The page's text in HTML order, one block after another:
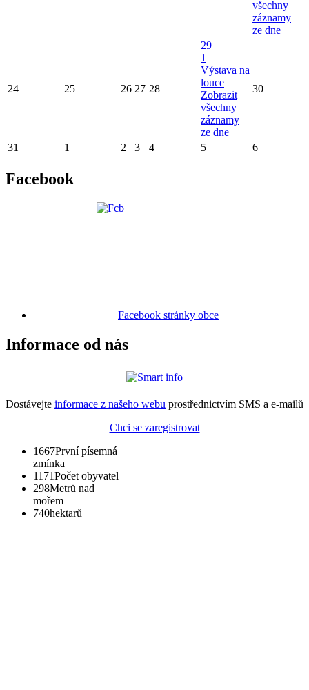
všechny
záznamy
ze dne
24 25 26 27 28
29
1
Výstava na
louce
Zobrazit
všechny
záznamy
ze dne
30
31 1 2 3 4 5 6
Facebook
Facebook stránky obce
Informace od nás
Dostávejte informace z našeho webu prostřednictvím SMS a e-mailů
Chci se zaregistrovat
1667První písemná
zmínka
1171Počet obyvatel
298Metrů nad
mořem
740hektarů